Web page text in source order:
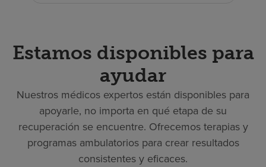
Estamos disponibles para
ayudar
Nuestros médicos expertos están disponibles para
apoyarle, no importa en qué etapa de su
recuperación se encuentre. Ofrecemos terapias y
programas ambulatorios para crear resultados
consistentes y eficaces.